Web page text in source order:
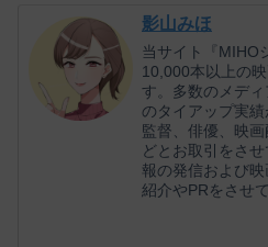
影山みほ
当サイト『MIHO
10,000本以上の
す。多数のメデ
のタイアップ実
監督、俳優、映
どとお取引をさ
報の発信および
紹介やPRをさせ